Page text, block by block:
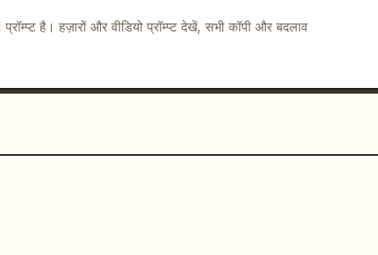
है। हज़ारों और वीडियो प्रॉम्प्ट देखें, सभी कॉपी और बदलाव